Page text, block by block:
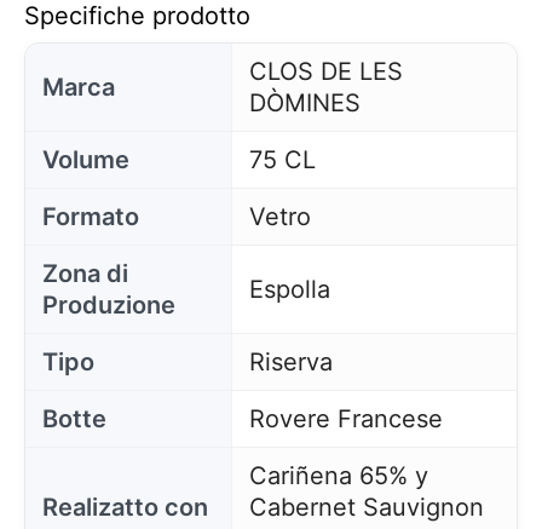
Specifiche prodotto
Marca
CLOS DE LES
DÒMINES
Volume
75 CL
Formato
Vetro
Zona di
Produzione
Espolla
Tipo
Riserva
Botte
Rovere Francese
Realizatto con
Cariñena 65% y
Cabernet Sauvignon